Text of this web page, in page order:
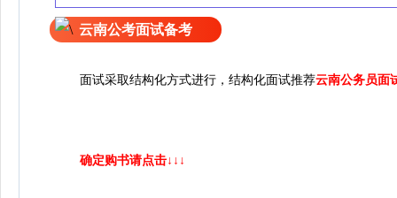
云南公考面试备考
面试采取结构化方式进行 ，结构化面试推荐云南公务员面
确定购书请点击↓↓↓